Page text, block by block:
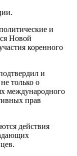
и
Новой
коренного
и
только о
международного
прав
действия